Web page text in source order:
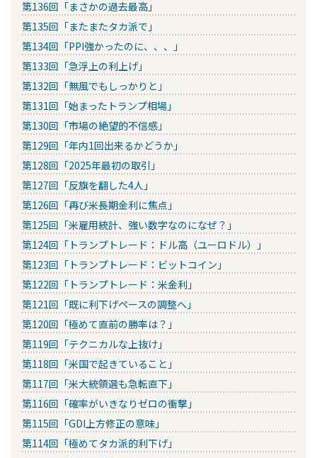
第136回「まさかの過去最高」
第135回「またまたタカ派で」
第134回「PPI強かったのに、、、」
第133回「急浮上の利上げ」
第132回「無風でもしっかりと」
第131回「始まったトランプ相場」
第130回「市場の絶望的不信感」
第129回「年内1回出来るかどうか」
第128回「2025年最初の取引」
第127回「反旗を翻した4人」
第126回「再び米長期金利に焦点」
第125回「米雇用統計、強い数字なのになぜ？」
第124回「トランプトレード：ドル高（ユーロドル）」
第123回「トランプトレード：ビットコイン」
第122回「トランプトレード：米金利」
第121回「既に利下げペースの調整へ」
第120回「極めて直前の勝率は？」
第119回「テクニカルな上抜け」
第118回「米国で起きていること」
第117回「米大統領選も急転直下」
第116回「確率がいきなりゼロの衝撃」
第115回「GDI上方修正の意味」
第114回「極めてタカ派的利下げ」